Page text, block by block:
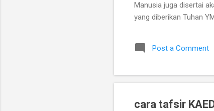
Manusia juga disertai
yang diberikan Tuhan
perkembangan, dan
sebuah hubungan
ambil dan sebagai
Post a Comment
cara tafsir